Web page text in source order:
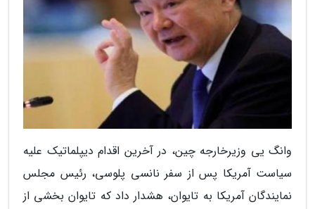
وانگ یی وزیرخارجه چین، در آخرین اقدام دیپلماتیک علیه
سیاست آمریکا پس از سفر نانسی پلوسی، رئیس مجلس
نمایندگان آمریکا به تایوان، هشدار داد که تایوان بخشی از